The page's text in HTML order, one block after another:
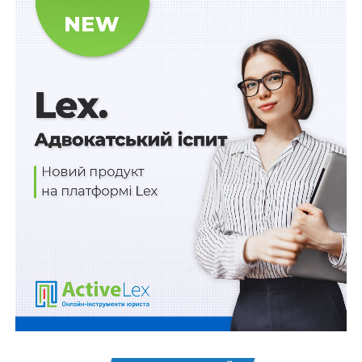
кандидат юридичних наук,
головний науковий
консультант відділу з
питань правової політики,
кандидат юридичних наук,
старший науковий
співробітник, головний
науковий консультант
відділу гуманітарної та
соціальної політики
Дослідницької служби
Верховної Ради України
Деякі загальні тези
Президент України Володимир Зеленський